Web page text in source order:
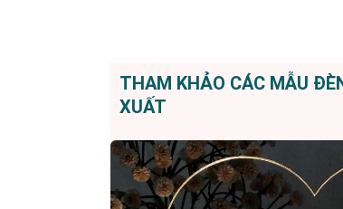
THAM KHẢO CÁC MẪU
XUẤT